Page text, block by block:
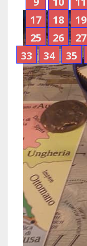
17
18 19
25
26 27
33
34 35